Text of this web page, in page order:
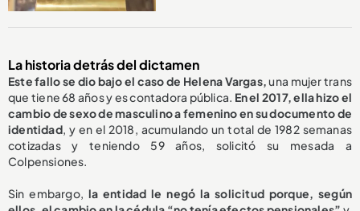
La historia detrás del dictamen
Este fallo se dio bajo el caso de Helena Vargas, una mujer trans
que tiene 68 años y es contadora pública. En el 2017, ella hizo el
cambio de sexo de masculino a femenino en su documento de
identidad, y en el 2018, acumulando un total de 1982 semanas
cotizadas y teniendo 59 años, solicitó su mesada a
Colpensiones.
Sin embargo, la entidad le negó la solicitud porque, según